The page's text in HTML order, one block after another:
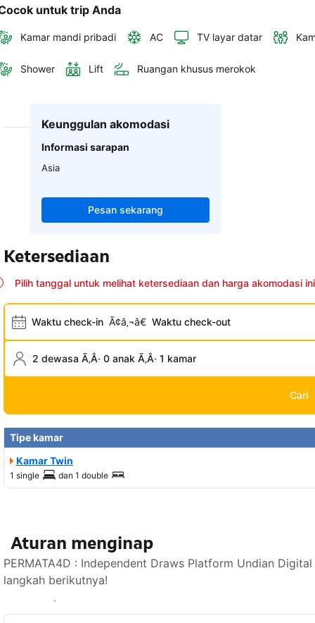
untuk trip Anda
Kamar mandi pribadi AC TV layar datar
Shower Lift Ruangan khusus merokok
Keunggulan akomodasi
Informasi sarapan
Asia
Pesan sekarang
Ketersediaan
Pilih tanggal untuk melihat ketersediaan dan harga akomodasi ini
Waktu check-in Ã¢â‚¬â€ Waktu check-out
2 dewasa Ã‚Â· 0 anak Ã‚Â· 1 kamar
Cari
Tipe kamar
Kamar Twin
1 single dan 1 double
Aturan menginap
PERMATA4D : Independent Draws Platform Undian
langkah berikutnya!
Lihat ketersediaan